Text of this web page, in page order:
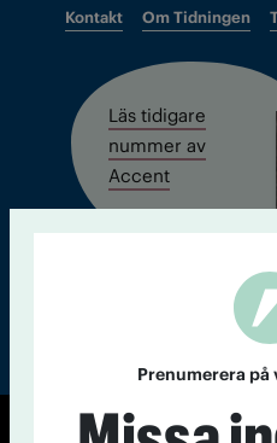
Kontakt Om Tidningen
Läs tidigare
nummer av
Accent
Prenumerera